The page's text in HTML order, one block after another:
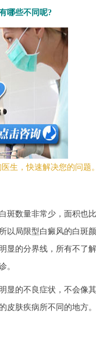
哪些不同呢?
生，快速解决您的问题。
斑数量非常少，面积也
以局限型白癜风的白斑
显的分界线，所有不了
。
显的不良症状，不会像
皮肤疾病所不同的地方。